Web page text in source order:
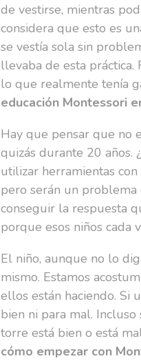
de vestirse, mientras
considera que esto es
se vestía sola sin
llevaba de esta
lo que realmente tenía
educación Montessori
Hay que pensar que no
quizás durante 20 años.
utilizar herramientas
pero serán un
conseguir la respuesta
porque esos niños cada
El niño, aunque no lo
mismo. Estamos
ellos están haciendo. Si
bien ni para mal.
torre está bien o está
cómo empezar con